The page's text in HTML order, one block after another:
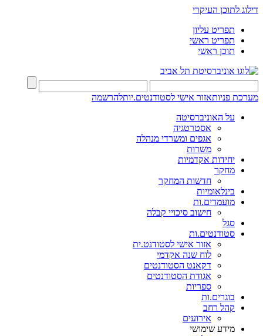
דילוג לתוכן העיקרי
תפריט עליון
תפריט ראשי
תוכן ראשי
מערכת פניותאזור אישי לסטודנטים.יותלהרשמה
על האוניברסיטה
אסטרטגיה
אגפים ומשרדי מנהלה
משרות
יחידות אקדמיות
מחקר
חדשות המחקר
בינלאומיות
מועמדים.ות
חישוב סיכויי קבלה
סגל
סטודנטים.ות
אזור אישי לסטודנט.ית
לוח שנה אקדמי
דקאנט הסטודנטים
אגודת הסטודנטים
ספריות
בוגרים.ות
קהל רחב
אירועים
מידע שימושי